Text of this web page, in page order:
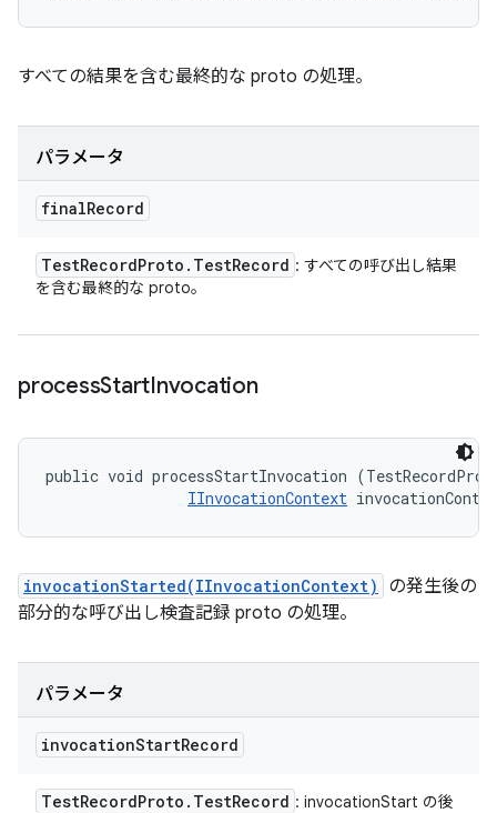
すべての結果を含む最終的な proto の処理。
パラメータ
finalRecord
TestRecordProto . TestRecord : すべての呼び出し結果
を含む最終的な proto。
processStartInvocation
public void processStartInvocation
IInvocationContext
invocationStarted(IInvocationContext)
の発生後の
部分的な呼び出し検査記録 proto の処理。
パラメータ
invocationStartRecord
TestRecordProto . TestRecord : invocationStart の後